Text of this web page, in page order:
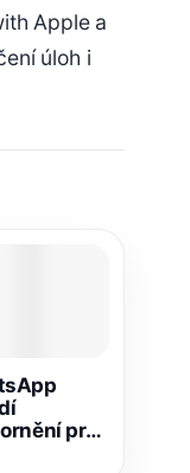
Apple a
úloh i
pro